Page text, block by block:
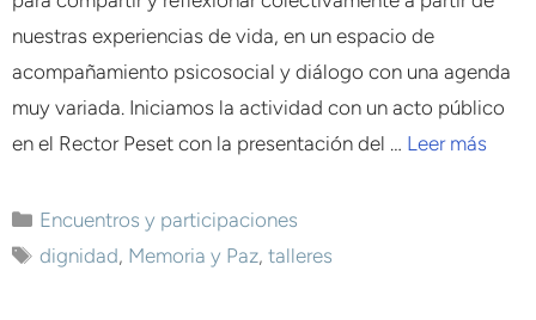
nuestras experiencias de vida, en un espacio de
acompañamiento psicosocial y diálogo con una agenda
muy variada. Iniciamos la actividad con un acto público
en el Rector Peset con la presentación del … Leer más
Encuentros y participaciones
dignidad, Memoria y Paz,talleres